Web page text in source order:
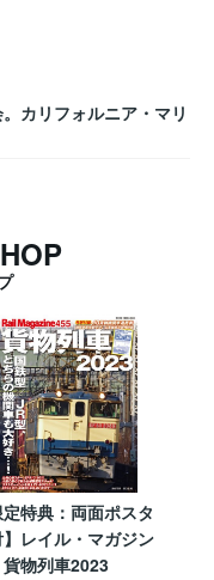
カリフォルニア・マリ
定特典：両面ポスタ
】レイル・マガジン
物列車2023